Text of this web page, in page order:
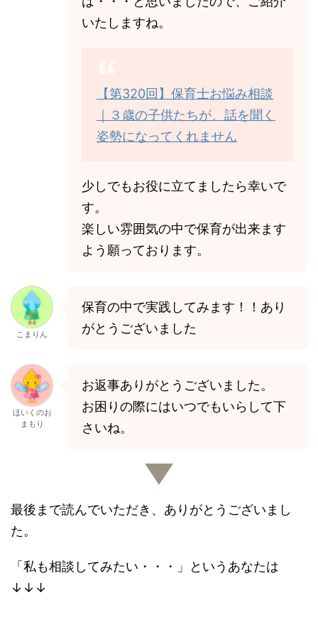
いたしますね。
【第320回】保育士お悩み相談
｜３歳の子供たちが、話を聞く
姿勢になってくれません
少しでもお役に立てましたら幸いで
す。
楽しい雰囲気の中で保育が出来ます
よう願っております。
こまりん
保育の中で実践してみます！！あり
がとうございました
ほいくのお
まもり
お返事ありがとうございました。
お困りの際にはいつでもいらして下
さいね。
最後まで読んでいただき、ありがとうございまし
た。
「私も相談してみたい・・・」というあなたは
↓↓↓